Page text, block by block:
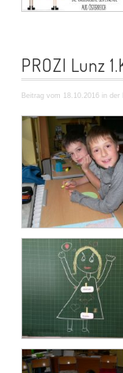
PROZI Lunz
Beitrag vom 18.10.2016 in der